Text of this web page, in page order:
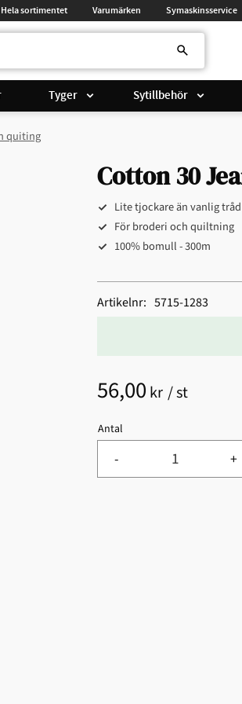
Hela sortimentet Varumärken Symaskinsservice
Tyger Sytillbehör
quiting
Cotton 30
Lite tjockare än vanlig
För broderi och quiltning​
100% bomull - 300m
56,00 kr /st
Antal
+
-
Artikelnr 5715-1283